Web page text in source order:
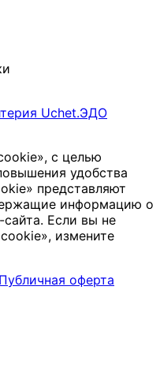
Uchet.ЭДО
с целью
удобства
представляют
информацию о
Если вы не
измените
Публичная оферта